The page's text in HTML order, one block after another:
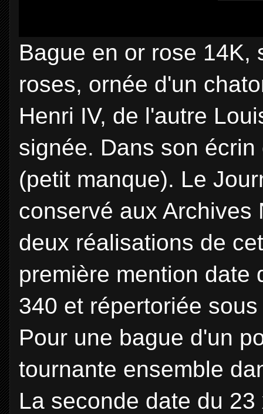
Bague en or rose 14K,
roses, ornée d'un
Henri IV, de l'autre
signée. Dans son
(petit manque). Le
conservé aux Archives
deux réalisations de
première mention date
340 et répertoriée
Pour une bague d'un
tournante ensemble
La seconde date du